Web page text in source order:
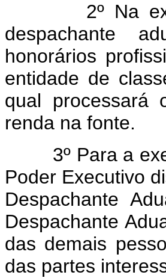
2º Na
despachante
honorários
entidade de
qual processará
renda na fonte.
3º Para a
Poder Executivo
Despachante
Despachante
das demais
das partes